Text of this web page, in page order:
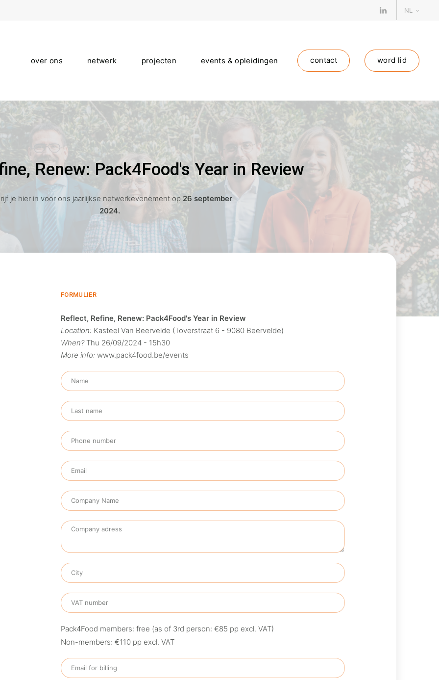
Linkedin
NL
over ons netwerk projecten events & opleidingen contact word lid
Renew: Pack4Food's Year in Review
je hier in voor ons jaarlijkse netwerkevenement op 26 september
2024.
FORMULIER
Reflect, Refine, Renew: Pack4Food's Year in Review
Location: Kasteel Van Beervelde (Toverstraat 6 - 9080 Beervelde)
When?Thu 26/09/2024 - 15h30
More info: www.pack4food.be/events
Pack4Food members: free (as of 3rd person: €85 pp excl. VAT)
Non-members: €110 pp excl. VAT